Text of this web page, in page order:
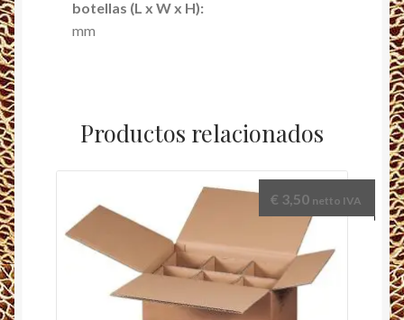
botellas (L x W x H):
mm
Productos relacionados
€ 3,50 netto IVA